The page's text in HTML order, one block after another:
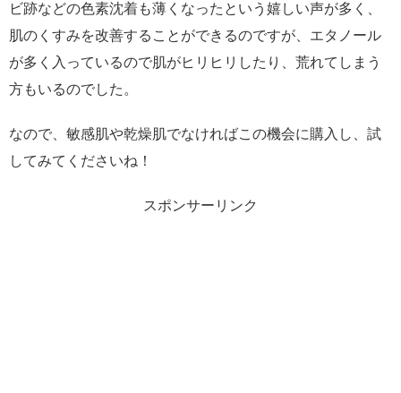
ビ跡などの色素沈着も薄くなったという嬉しい声が多く、
肌のくすみを改善することができるのですが、エタノール
が多く入っているので肌がヒリヒリしたり、荒れてしまう
方もいるのでした。
なので、敏感肌や乾燥肌でなければこの機会に購入し、試
してみてくださいね！
スポンサーリンク